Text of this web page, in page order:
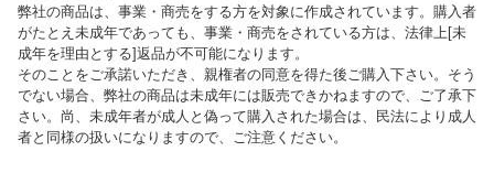
弊社の商品は、事業・商売をする方を対象に作成されています。購入者
がたとえ未成年であっても、事業・商売をされている方は、法律上[未
成年を理由とする]返品が不可能になります。
そのことをご承諾いただき、親権者の同意を得た後ご購入下さい。そう
でない場合、弊社の商品は未成年には販売できかねますので、ご了承下
さい。尚、未成年者が成人と偽って購入された場合は、民法により成人
者と同様の扱いになりますので、ご注意ください。